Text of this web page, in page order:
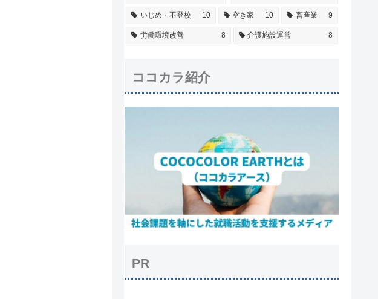
いじめ・不登校 10 空き家 10 畜産業 9
労働環境改善 8 介護施設運営 8
ココカラ紹介
PR